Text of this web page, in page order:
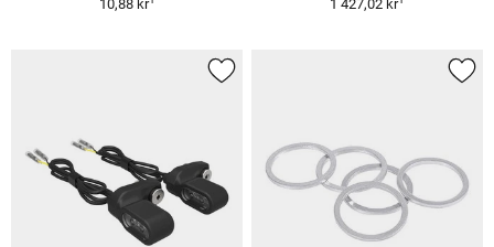
10,88 kr
1 427,02 kr